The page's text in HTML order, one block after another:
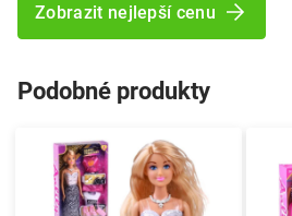
Zobrazit nejlepší cenu
Podobné produkty